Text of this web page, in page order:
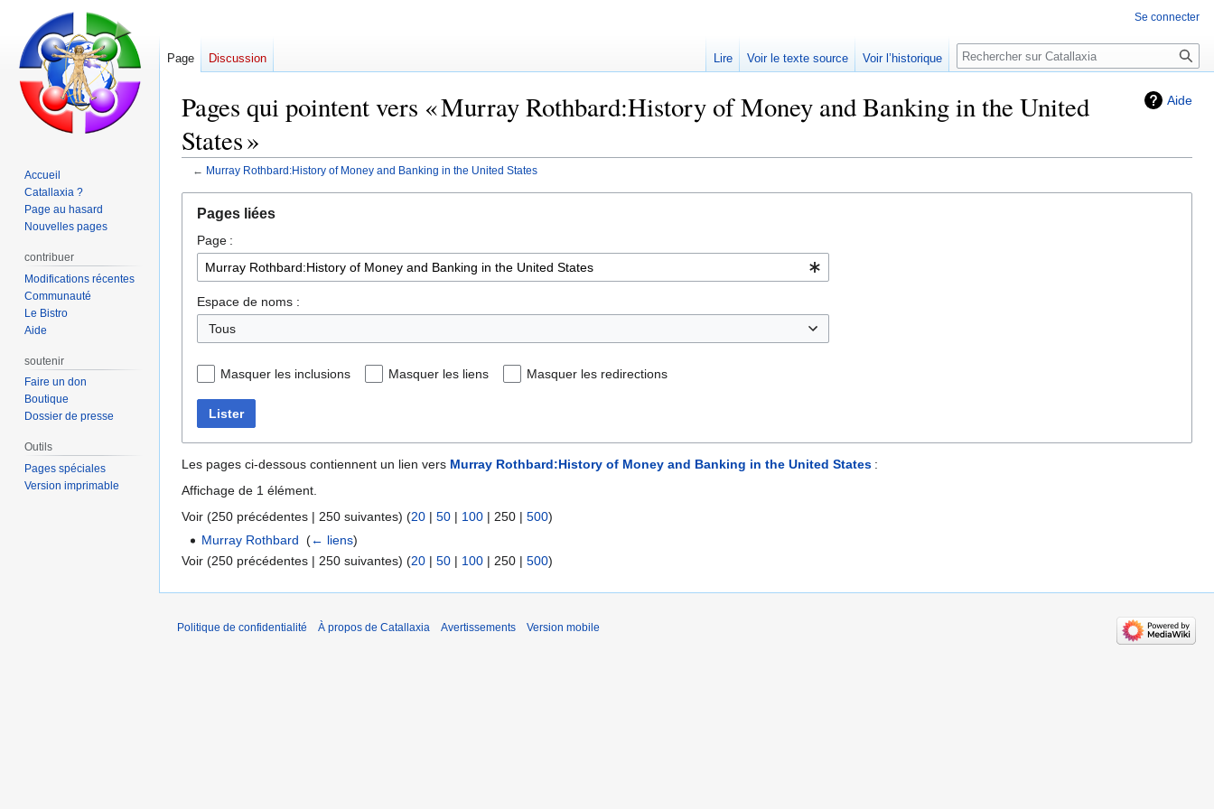
Aide
Pages qui pointent vers « Murray Rothbard:History of Money and Banking in the United
States »
← Murray Rothbard:History of Money and Banking in the United States
navigation
recherche
Pages liées
Page :
Espace de noms :
Tous
Masquer les inclusions Masquer les liens Masquer les redirections
Lister
Les pages ci-dessous contiennent un lien vers Murray Rothbard:History of Money and Banking in the United States :
Affichage de 1 élément.
Voir (250 précédentes | 250 suivantes) (20 | 50 | 100 | 250 | 500)
Murray Rothbard ‎(← liens)
Voir (250 précédentes | 250 suivantes) (20 | 50 | 100 | 250 | 500)
Se connecter
Page Discussion Lire Voir le texte source Voir l’historique Rechercher
Accueil
Catallaxia ?
Page au hasard
Nouvelles pages
contribuer
Modifications récentes
Communauté
Le Bistro
Aide
soutenir
Faire un don
Boutique
Dossier de presse
Outils
Pages spéciales
Version imprimable
Politique de confidentialité À propos de Catallaxia Avertissements Version mobile